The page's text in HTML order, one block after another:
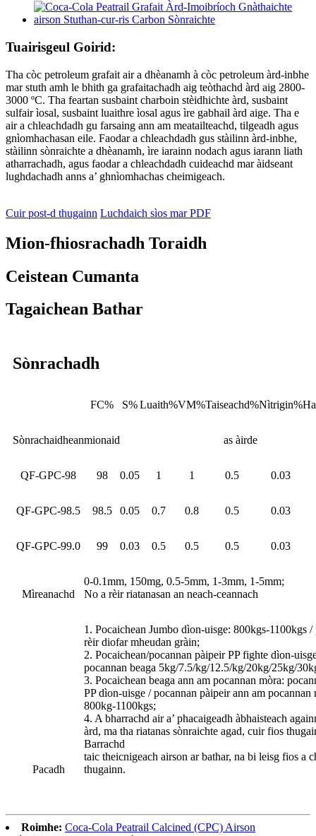
Tuairisgeul Goirid:
Tha còc petroleum grafait air a dhèanamh à còc petroleum àrd-inbhe
mar stuth amh le bhith ga grafaitachadh aig teòthachd àrd aig 2800-
3000 ºC. Tha feartan susbaint charboin stèidhichte àrd, susbaint
sulfair ìosal, susbaint luaithre ìosal agus ìre gabhail àrd aige. Tha e
air a chleachdadh gu farsaing ann am meatailteachd, tilgeadh agus
gnìomhachasan eile. Faodar a chleachdadh gus stàilinn àrd-inbhe,
stàilinn sònraichte a dhèanamh, ìre iarainn nodach agus iarann ​​liath
atharrachadh, agus faodar a chleachdadh cuideachd mar àidseant
lughdachadh anns a’ ghnìomhachas cheimigeach.
Cuir post-d thugainn Luchdaich sìos mar PDF
Mion-fhiosrachadh Toraidh
Ceistean Cumanta
Tagaichean Bathar
Sònrachadh
Sònrachaidhean
FC% S%Luaith%VM%Taiseachd%Nìtrigin%
mionaid as àirde
QF-GPC-98 98 0.05 1 1 0.5 0.03
QF-GPC-98.5 98.5 0.05 0.7 0.8 0.5 0.03
QF-GPC-99.0 99 0.03 0.5 0.5 0.5 0.03
Mìreanachd
0-0.1mm, 150mg, 0.5-5mm, 1-3mm, 1-5mm;
No a rèir riatanasan an neach-ceannach
Pacadh
1. Pocaichean Jumbo dìon-uisge: 800kgs-1100kgs /
rèir diofar mheudan gràin;
2. Pocaichean/pocannan pàipeir PP fighte dìon-
pocannan beaga 5kg/7.5/kg/12.5/kg/20kg/25kg/
3. Pocaichean beaga ann am pocannan mòra:
PP dìon-uisge / pocannan pàipeir ann am pocannan
800kg-1100kgs;
4. A bharrachd air a’ phacaigeadh àbhaisteach
àrd, ma tha riatanas sònraichte agad, cuir fios
Barrachd
taic theicnigeach airson ar bathar, na bi leisg fios a
thugainn.
Roimhe: Coca-Cola Peatrail Calcined (CPC) Airson